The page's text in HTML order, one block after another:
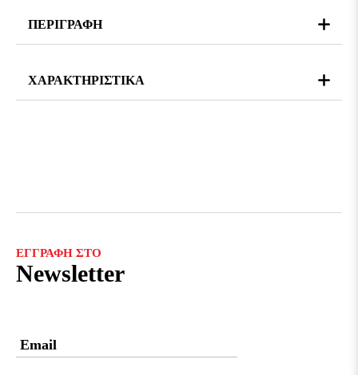
ΠΕΡΙΓΡΑΦΗ
ΧΑΡΑΚΤΗΡΙΣΤΙΚΑ
ΕΓΓΡΑΦΗ ΣΤΟ
Newsletter